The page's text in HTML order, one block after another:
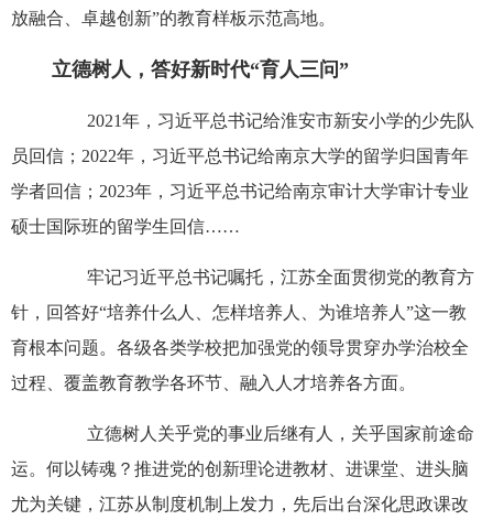
放融合、卓越创新”的教育样板示范高地。
立德树人，答好新时代“育人三问”
2021年，习近平总书记给淮安市新安小学的少先队
员回信；2022年，习近平总书记给南京大学的留学归国青年
学者回信；2023年，习近平总书记给南京审计大学审计专业
硕士国际班的留学生回信……
牢记习近平总书记嘱托，江苏全面贯彻党的教育方
针，回答好“培养什么人、怎样培养人、为谁培养人”这一教
育根本问题。各级各类学校把加强党的领导贯穿办学治校全
过程、覆盖教育教学各环节、融入人才培养各方面。
立德树人关乎党的事业后继有人，关乎国家前途命
运。何以铸魂？推进党的创新理论进教材、进课堂、进头脑
尤为关键，江苏从制度机制上发力，先后出台深化思政课改